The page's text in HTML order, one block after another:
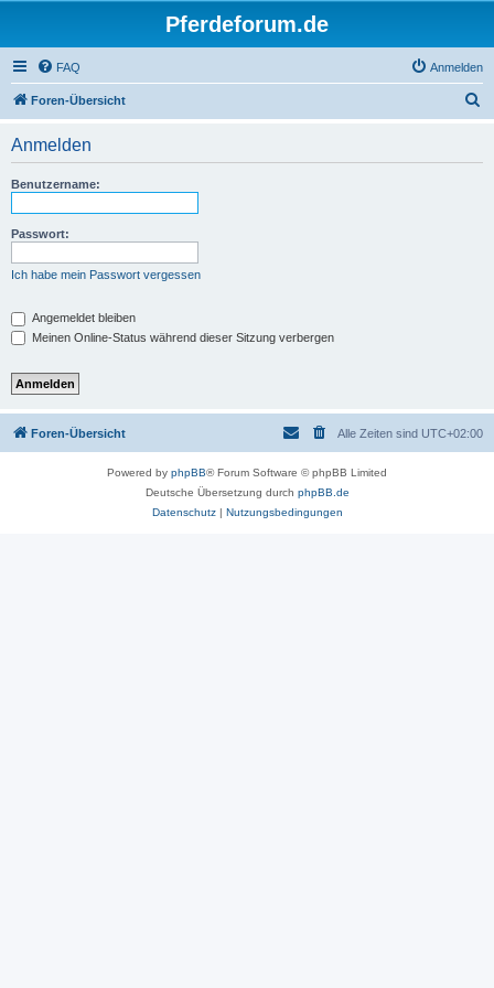
Pferdeforum.de
FAQ Anmelden
Foren-Übersicht
Anmelden
Benutzername:
Passwort:
Ich habe mein Passwort vergessen
Angemeldet bleiben
Meinen Online-Status während dieser Sitzung verbergen
Foren-Übersicht Alle Zeiten sind UTC+02:00
Powered by phpBB® Forum Software © phpBB Limited
Deutsche Übersetzung durch phpBB.de
Datenschutz| Nutzungsbedingungen